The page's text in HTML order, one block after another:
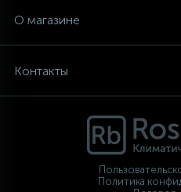
О магазине
Контакты
Политика